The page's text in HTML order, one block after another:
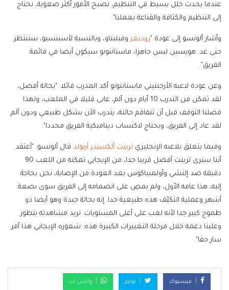
عندما يحدث خلل بسيط في التنظيم، تصبح الأمور أكثر صعوبة، نحتاج
إلى التنظيم والكثافة والقناعة بعملنا".
وأشار ألونسو إلى عودة "روديغر وميليتاو، وبالنسبة لأسينسيو، سننتظر
حتى غد. هويسين ليس جاهزا، ماستانتونو سيكون أيضا في قائمة
الفريق".
وعن عودة لاعبه الأرجنتيني ماستانتونو أكد المدرب قائلا: "بحالة أفضل،
لقد تمكن من التدرب 10 أيام دون ألم، عانى قليلا في الملعب، ولهذا
فضلنا التوقف قبل أن تتفاقم حالته، يتدرب الآن بشكل طبيعي ودون ألم.
لقد عاد إلى الفريق، ويحتاج لاكتساب ديناميكية الفريق مجددا".
وفيما يتعلق بلاعبه الإنجليزي ترينت ألكسندر أرنولد قال ألونسو: "أعتقد
أننا سنرى ترينت أفضل قريبا جدا، من الإيجابي تمكنه من اللعب 90
دقيقة ضد إلتشي وأولمبياكوس بعد العودة من الإصابة، نحن بحاجة
إليه، هذا عامه الأول، ولم يمضِ على انضمامه إلى الفريق سوى بضعة
أشهر وعملية التكيّف هذه طبيعية جدا. إنه بحالة جيدة وهو أيضا ذو
طموح كبير جدا لأنه لعب على أعلى المستويات. نريد مشاهدته يتطور
وعلينا دعمه خلال مرحلة التغييرات الكبيرة هذه. شعوره الإيجابي هذا أمر
سار حقا".
فيسبوك تويتر واتس اب